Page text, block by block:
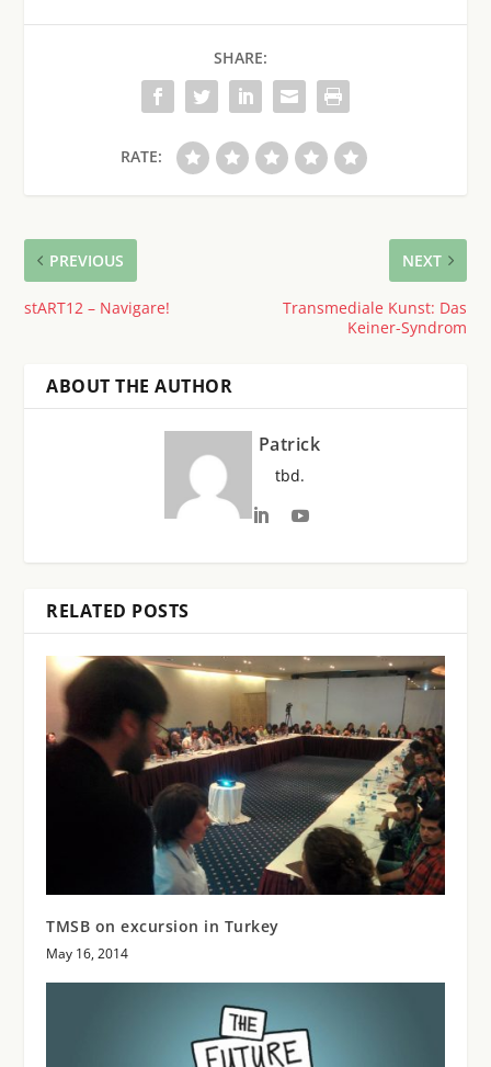
SHARE:
RATE:
PREVIOUS
stART12 – Navigare!
NEXT
Transmediale Kunst: Das
Keiner-Syndrom
ABOUT THE AUTHOR
Patrick
tbd.
RELATED POSTS
TMSB on excursion in Turkey
May 16, 2014